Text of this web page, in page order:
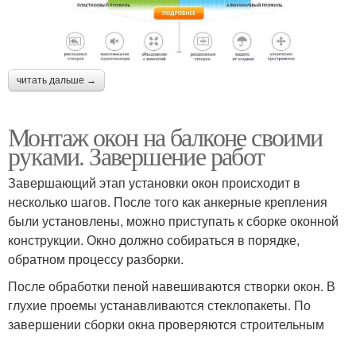
читать дальше →
Монтаж окон на балконе своими
руками. Завершение работ
Завершающий этап установки окон происходит в
несколько шагов. После того как анкерные крепления
были установлены, можно приступать к сборке оконной
конструкции. Окно должно собираться в порядке,
обратном процессу разборки.
После обработки пеной навешиваются створки окон. В
глухие проемы устанавливаются стеклопакеты. По
завершении сборки окна проверяются строительным